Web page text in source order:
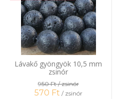
Lávakő gyöngyök 10,5 mm
zsinór
950 Ft/ zsinór
570 Ft / zsinór